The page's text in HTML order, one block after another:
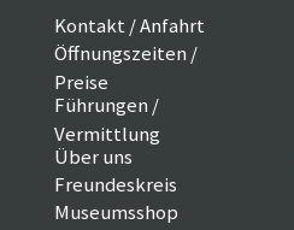
Kontakt / Anfahrt
Öffnungszeiten /
Preise
Führungen /
Vermittlung
Über uns
Freundeskreis
Museumsshop